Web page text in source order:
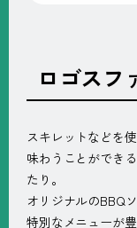
ロゴスフ
スキレットなどを
味わうことができ
たり。
オリジナルのBBQ
特別なメニューが